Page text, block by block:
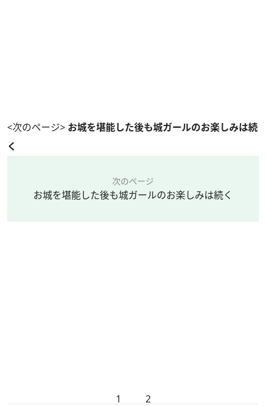
<次のページ> お城を堪能した後も城ガールのお楽しみは続
く
次のページ
お城を堪能した後も城ガールのお楽しみは続く
1 2